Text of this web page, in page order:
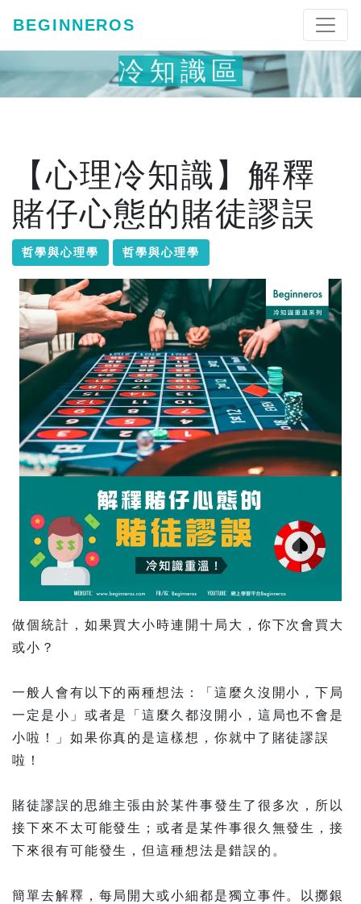
BEGINNEROS
冷知識區
【心理冷知識】解釋
賭仔心態的賭徒謬誤
哲學與心理學 哲學與心理學
做個統計，如果買大小時連開十局大，你下次會買大
或小？
一般人會有以下的兩種想法：「這麼久沒開小，下局
一定是小」或者是「這麼久都沒開小，這局也不會是
小啦！」如果你真的是這樣想，你就中了賭徒謬誤
啦！
賭徒謬誤的思維主張由於某件事發生了很多次，所以
接下來不太可能發生；或者是某件事很久無發生，接
下來很有可能發生，但這種想法是錯誤的。
簡單去解釋，每局開大或小細都是獨立事件。以擲銀